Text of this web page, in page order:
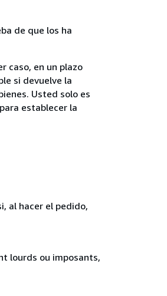
de que los ha
caso, en un plazo
si devuelve la
Usted solo es
establecer la
al hacer el pedido,
lourds ou imposants,